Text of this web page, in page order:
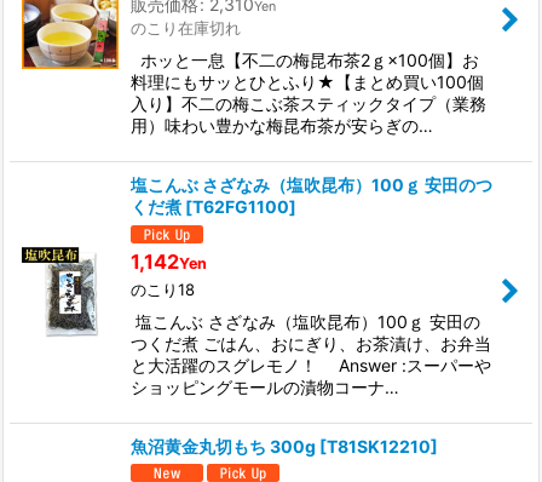
販売価格: 2,310Yen
のこり在庫切れ
ホッと一息【不二の梅昆布茶2ｇ×100個】お
料理にもサッとひとふり★【まとめ買い100個
入り】不二の梅こぶ茶スティックタイプ（業務
用）味わい豊かな梅昆布茶が安らぎの…
塩こんぶ さざなみ（塩吹昆布）100ｇ 安田のつ
くだ煮 [T62FG1100]
1,142Yen
のこり18
塩こんぶ さざなみ（塩吹昆布）100ｇ 安田の
つくだ煮 ごはん、おにぎり、お茶漬け、お弁当
と大活躍のスグレモノ！ Answer :スーパーや
ショッピングモールの漬物コーナ…
魚沼黄金丸切もち 300g [T81SK12210]